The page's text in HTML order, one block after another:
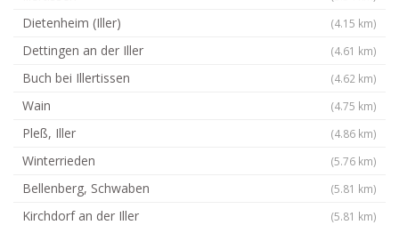
Dietenheim (Iller) (4.15 km)
Dettingen an der Iller (4.61 km)
Buch bei Illertissen (4.62 km)
Wain (4.75 km)
Pleß, Iller (4.86 km)
Winterrieden (5.76 km)
Bellenberg, Schwaben (5.81 km)
Kirchdorf an der Iller (5.81 km)